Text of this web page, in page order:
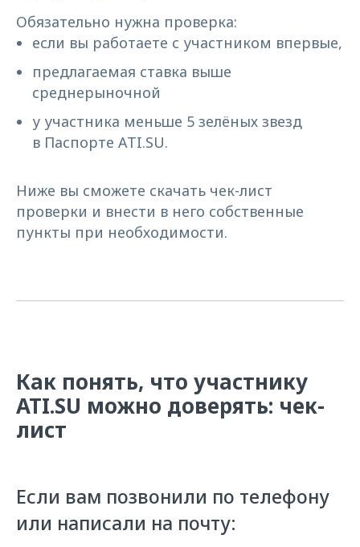
Обязательно нужна проверка:
если вы работаете с участником впервые,
предлагаемая ставка выше
среднерыночной
у участника меньше 5 зелёных звезд
в Паспорте ATI.SU.
Ниже вы сможете скачать чек-лист
проверки и внести в него собственные
пункты при необходимости.
Как понять, что участнику
ATI.SU можно доверять: чек-
лист
Если вам позвонили по телефону
или написали на почту: